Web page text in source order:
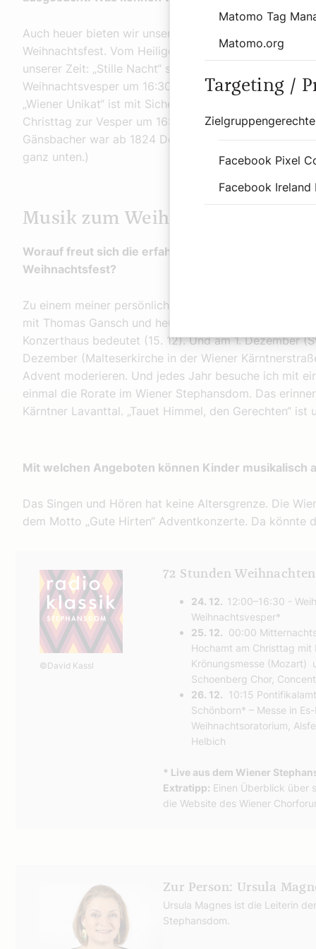
Auch heuer bieten wir unseren Hörerinnen und Hörern
Weihnachtsfest. Vom Heiligen Abend bis zum
unserer Zeit: „Stille Nacht“ senden wir ganz bewusst
Weihnachtsvesper um 16:30 Uhr aus dem Wiener
„Wiener Unikat“ ist mit Sicherheit die
Christtag zur Vesper um 16:30 Uhr, musiziert von der
Gänsbacher war ab 1824 Domkapellmeister am
ganz unten.)
Musik zum Weihnachtsfest
Worauf freut sich die erfahrene Musikredakteurin in
Weihnachtsfest?
Zu einem meiner persönlichen Highlights seit Jahren
mit Thomas Gansch und heuer mit Tobias Moretti,
Konzerthaus bedeutet (15. 12). Und am 1. Dezember
Dezember (Malteserkirche in der Wiener
Advent moderieren. Und jedes Jahr besuche ich mit
einmal die Rorate im Wiener Stephansdom. Das
Kärntner Lavanttal. „Tauet Himmel, den Gerechten“
Mit welchen Angeboten können Kinder musikalisch
Das Singen und Hören hat keine Altersgrenze. Die
dem Motto „Gute Hirten“ Adventkonzerte. Da könnte
©David Kassl
72 Stunden
24. 12. 12:00–16:30 -
Weihnachtsvesper*
25. 12. 00:00
Hochamt am Christtag
Krönungsmesse (Mozart)
Schoenberg Chor,
26. 12. 10:15
Schönborn* – Messe in
Weihnachtsoratorium,
Helbich
* Live aus dem Wiener
Extratipp: Einen Überblick über
die Website des Wiener
Zur Person: Ursula
Ursula Magnes ist die Leiterin
Stephansdom.
Matomo Tag
Matomo.org
Targeting /
Facebook Pixel
Facebook Ireland